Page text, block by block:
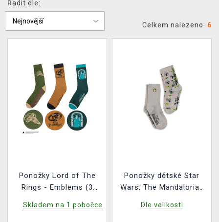
DOPRAVA
XZONE KLUB
VÝKUP HER (BAZAR)
Řadit dle:
Celkem nalezeno: 6
Ponožky Lord of The
Rings - Emblems (3
Skladem na 1 pobočce
Ponožky dětské Star
Wars: The Mandalorian
Dle velikosti